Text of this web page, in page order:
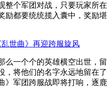
整个军团对战，只要玩家所在
励都要统统揽入囊中，奖励堪
么一个个的英雄横空出世，留
，将他们的名字永远地留在了
》军团跨服战即将打响，逐鹿